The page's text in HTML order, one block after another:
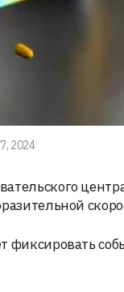
2024
фиксировать